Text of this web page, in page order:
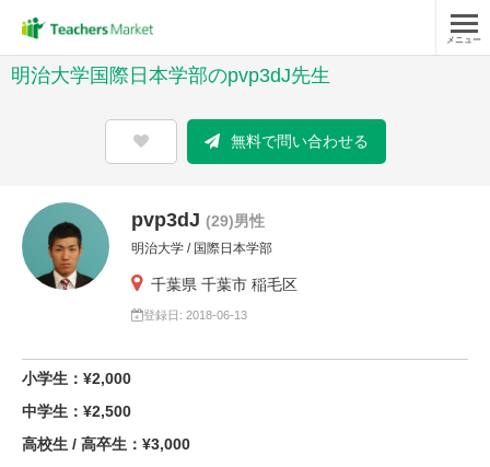
メニュー
明治大学国際日本学部のpvp3dJ先生
無料で問い合わせる
pvp3dJ (29)男性
明治大学 / 国際日本学部
千葉県 千葉市 稲毛区
登録日: 2018-06-13
小学生：¥2,000
中学生：¥2,500
高校生 / 高卒生：¥3,000